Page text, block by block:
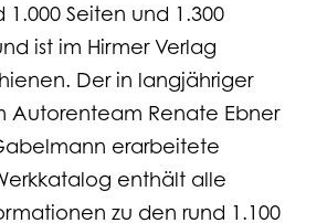
1.000 Seiten und 1.300
ist im Hirmer Verlag
Der in langjähriger
Autorenteam Renate Ebner
erarbeitete
enthält alle
zu den rund 1.100